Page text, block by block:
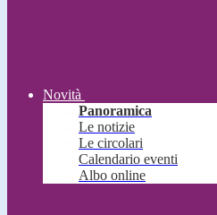
Novità
Panoramica
Le notizie
Le circolari
Calendario eventi
Albo online